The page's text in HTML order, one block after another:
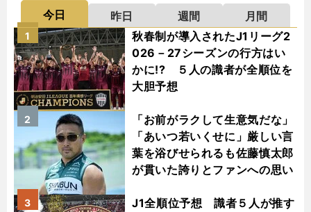
今日 昨日 週間
月間
秋春制が導入されたJ1リーグ2
026－27シーズンの行方はい
かに!? ５人の識者が全順位を
大胆予想
1
「お前がラクして生意気だな」
「あいつ若いくせに」厳しい言
葉を浴びせられるも佐藤慎太郎
が貫いた誇りとファンへの思い
2
J1全順位予想 識者５人が推す
3